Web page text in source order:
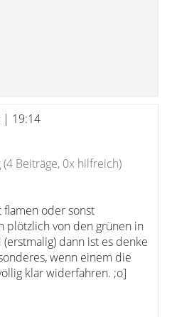
| 19:14
(4 Beiträge, 0x hilfreich)
flamen oder sonst
plötzlich von den grünen in
dann ist es denke
wenn einem die
klar widerfahren. ;o]